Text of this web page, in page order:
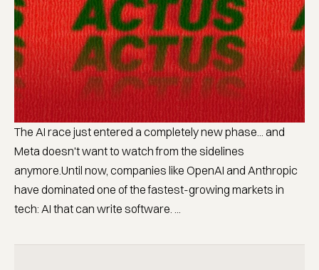
The AI race just entered a completely new phase... and
Meta doesn't want to watch from the sidelines
anymore.Until now, companies like OpenAI and Anthropic
have dominated one of the fastest-growing markets in
tech: AI that can write software. ...